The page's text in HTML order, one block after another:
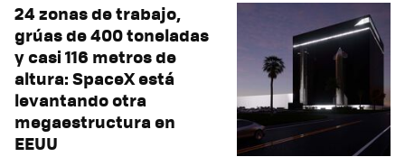
24 zonas de trabajo,
grúas de 400 toneladas
y casi 116 metros de
altura: SpaceX está
levantando otra
megaestructura en
EEUU